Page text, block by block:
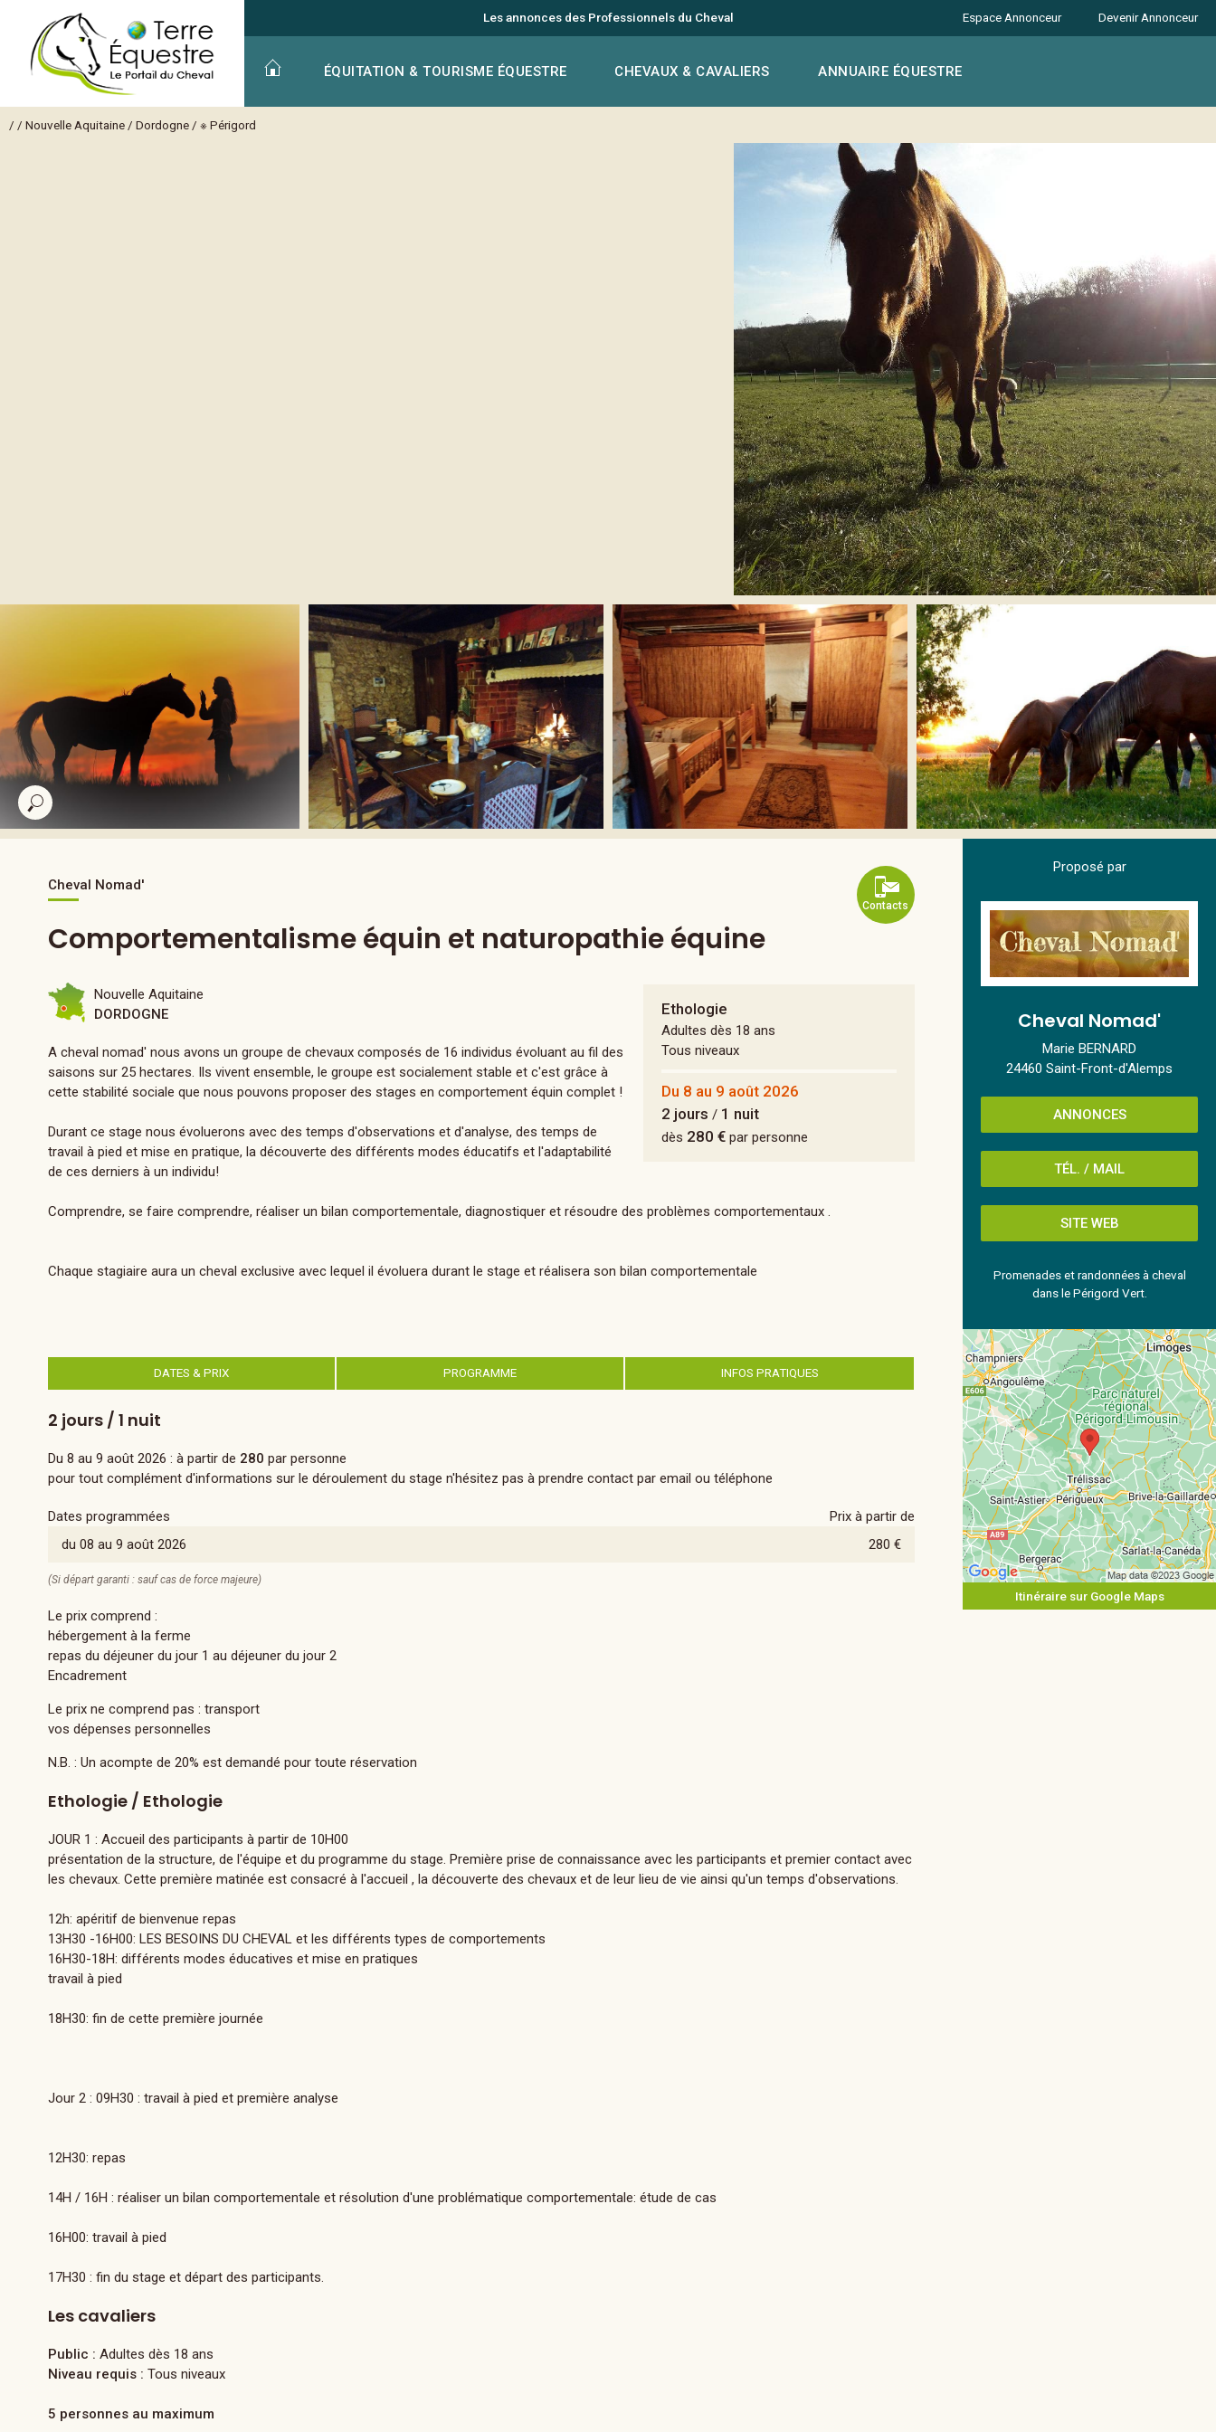
Les annonces des Professionnels du Cheval
ÉQUITATION & TOURISME ÉQUESTRE CHEVAUX & CAVALIERS ANNUAIRE ÉQUESTRE
Espace Annonceur Devenir Annonceur
/ / Nouvelle Aquitaine / Dordogne / ※ Périgord
Contacts
Cheval Nomad'
Comportementalisme équin et naturopathie équine
Ethologie
Adultes dès 18 ans
Tous niveaux
Du 8 au 9 août 2026
2 jours / 1 nuit
dès 280 €par personne
Nouvelle Aquitaine
DORDOGNE
A cheval nomad' nous avons un groupe de chevaux composés de 16 individus évoluant au fil des
saisons sur 25 hectares. Ils vivent ensemble, le groupe est socialement stable et c'est grâce à
cette stabilité sociale que nous pouvons proposer des stages en comportement équin complet !
Durant ce stage nous évoluerons avec des temps d'observations et d'analyse, des temps de
travail à pied et mise en pratique, la découverte des différents modes éducatifs et l'adaptabilité
de ces derniers à un individu!
Comprendre, se faire comprendre, réaliser un bilan comportementale, diagnostiquer et résoudre des problèmes comportementaux .
Chaque stagiaire aura un cheval exclusive avec lequel il évoluera durant le stage et réalisera son bilan comportementale
DATES & PRIX PROGRAMME INFOS PRATIQUES
2 jours / 1 nuit
Du 8 au 9 août 2026 : à partir de 280 par personne
pour tout complément d'informations sur le déroulement du stage n'hésitez pas à prendre contact par email ou téléphone
Dates programmées
Prix à partir de
du 08 au 9 août 2026
280 €
(Si départ garanti : sauf cas de force majeure)
Le prix comprend :
hébergement à la ferme
repas du déjeuner du jour 1 au déjeuner du jour 2
Encadrement
Le prix ne comprend pas : transport
vos dépenses personnelles
N.B. : Un acompte de 20% est demandé pour toute réservation
Ethologie / Ethologie
JOUR 1 : Accueil des participants à partir de 10H00
présentation de la structure, de l'équipe et du programme du stage. Première prise de connaissance avec les participants et premier contact avec
les chevaux. Cette première matinée est consacré à l'accueil , la découverte des chevaux et de leur lieu de vie ainsi qu'un temps d'observations.
12h: apéritif de bienvenue repas
13H30 -16H00: LES BESOINS DU CHEVAL et les différents types de comportements
16H30-18H: différents modes éducatives et mise en pratiques
travail à pied
18H30: fin de cette première journée
Jour 2 : 09H30 : travail à pied et première analyse
12H30: repas
14H / 16H : réaliser un bilan comportementale et résolution d'une problématique comportementale: étude de cas
16H00: travail à pied
17H30 : fin du stage et départ des participants.
Les cavaliers
Public : Adultes dès 18 ans
Niveau requis : Tous niveaux
5 personnes au maximum
Proposé par
Cheval Nomad'
Marie BERNARD
24460 Saint-Front-d'Alemps
ANNONCES
TÉL. / MAIL
SITE WEB
Promenades et randonnées à cheval
dans le Périgord Vert.
Itinéraire sur Google Maps